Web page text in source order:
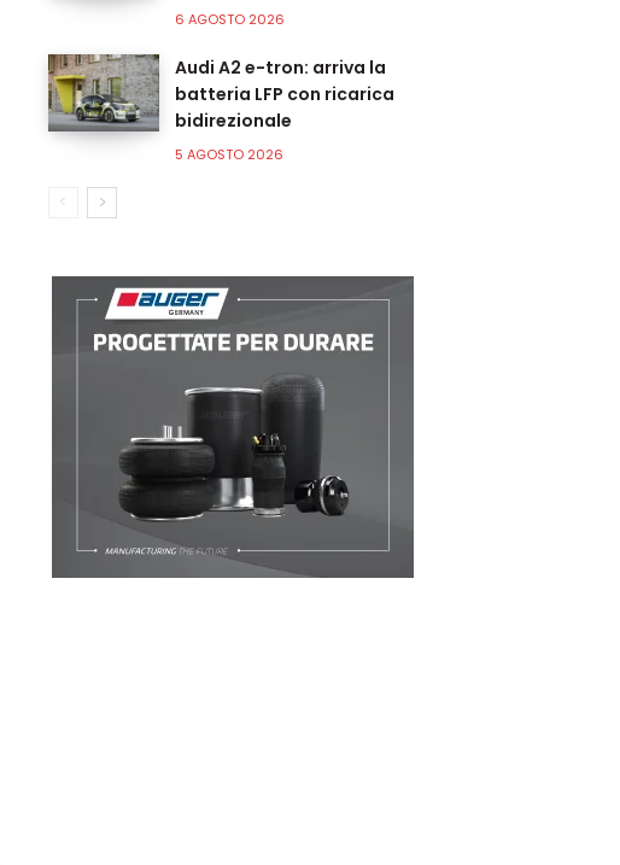
6 AGOSTO 2026
Audi A2 e-tron: arriva la
batteria LFP con ricarica
bidirezionale
5 AGOSTO 2026